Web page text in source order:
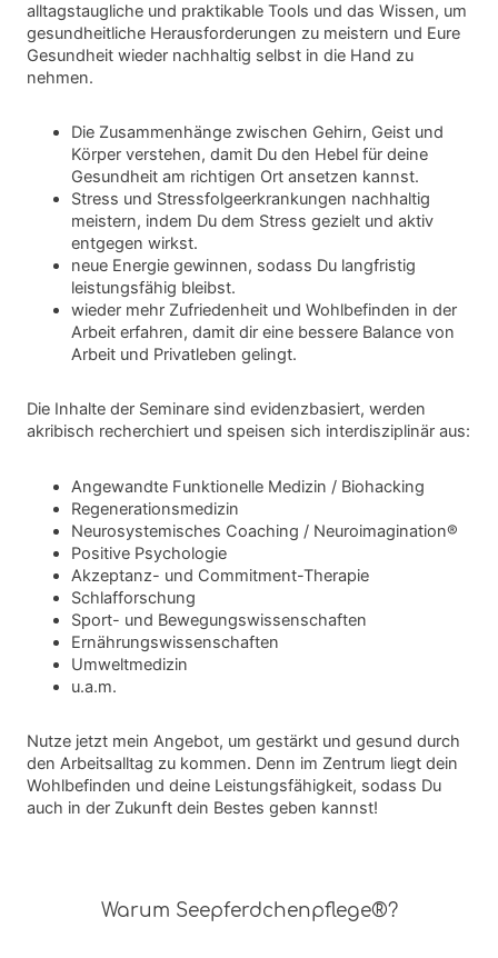
alltagstaugliche und praktikable Tools und das Wissen, um
gesundheitliche Herausforderungen zu meistern und Eure
Gesundheit wieder nachhaltig selbst in die Hand zu
nehmen.
Die Zusammenhänge zwischen Gehirn, Geist und
Körper verstehen, damit Du den Hebel für deine
Gesundheit am richtigen Ort ansetzen kannst.
Stress und Stressfolgeerkrankungen nachhaltig
meistern, indem Du dem Stress gezielt und aktiv
entgegen wirkst.
neue Energie gewinnen, sodass Du langfristig
leistungsfähig bleibst.
wieder mehr Zufriedenheit und Wohlbefinden in der
Arbeit erfahren, damit dir eine bessere Balance von
Arbeit und Privatleben gelingt.
Die Inhalte der Seminare sind evidenzbasiert, werden
akribisch recherchiert und speisen sich interdisziplinär aus:
Angewandte Funktionelle Medizin / Biohacking
Regenerationsmedizin
Neurosystemisches Coaching / Neuroimagination®
Positive Psychologie
Akzeptanz- und Commitment-Therapie
Schlafforschung
Sport- und Bewegungswissenschaften
Ernährungswissenschaften
Umweltmedizin
u.a.m.
Nutze jetzt mein Angebot, um gestärkt und gesund durch
den Arbeitsalltag zu kommen. Denn im Zentrum liegt dein
Wohlbefinden und deine Leistungsfähigkeit, sodass Du
auch in der Zukunft dein Bestes geben kannst!
Warum Seepferdchenpflege®?